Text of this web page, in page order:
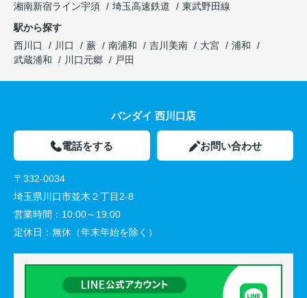
湘南新宿ライン宇須
埼玉高速鉄道
東武野田線
駅から探す
西川口
川口 蕨 南浦和 吉川美南 大宮
浦和
武蔵浦和
川口元郷 戸田
バンダイ 西川口店
電話をする お問い合わせ
〒332-0034
埼玉県川口市並木２丁目2-8
営業時間： 10:00～19:00
定休日： 無休（年末年始を除く）